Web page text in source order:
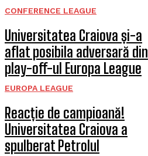
CONFERENCE LEAGUE
Universitatea Craiova și-a
aflat posibila adversară din
play-off-ul Europa League
EUROPA LEAGUE
Reacție de campioană!
Universitatea Craiova a
spulberat Petrolul